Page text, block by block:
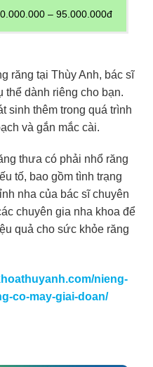
– 95.000.000đ
răng tại Thùy Anh, bác sĩ
thể dành riêng cho bạn.
sinh thêm trong quá trình
và gắn mắc cài.
thưa có phải nhổ răng
tố, bao gồm tình trạng
nha của bác sĩ chuyên
chuyên gia nha khoa để
quả cho sức khỏe răng
nieng-
co-may-giai-doan/